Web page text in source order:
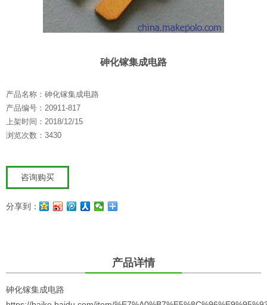
砷化镓集成电路
产品名称：砷化镓集成电路
产品编号：20911-817
上架时间：2018/12/15
浏览次数：3430
咨询购买
分享到：
产品详情
砷化镓集成电路